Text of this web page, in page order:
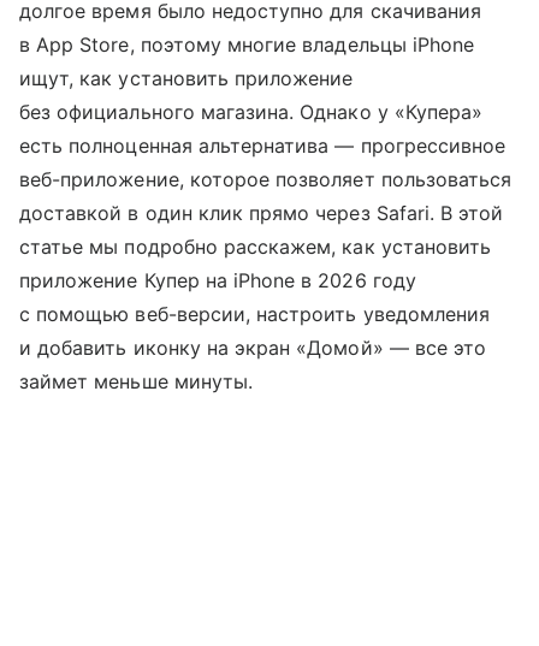
долгое время было недоступно для скачивания
в App Store, поэтому многие владельцы iPhone
ищут, как установить приложение
без официального магазина. Однако у «Купера»
есть полноценная альтернатива — прогрессивное
веб-приложение, которое позволяет пользоваться
доставкой в один клик прямо через Safari. В этой
статье мы подробно расскажем, как установить
приложение Купер на iPhone в 2026 году
с помощью веб-версии, настроить уведомления
и добавить иконку на экран «Домой» — все это
займет меньше минуты.